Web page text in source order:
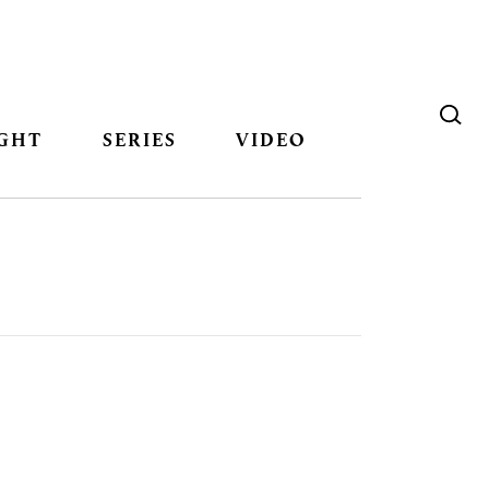
SERIES VIDEO